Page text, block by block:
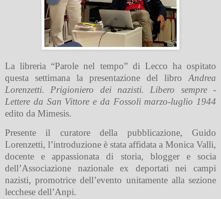
La libreria “Parole nel tempo” di Lecco ha ospitato
questa settimana la presentazione del libro Andrea
Lorenzetti. Prigioniero dei nazisti. Libero sempre -
Lettere da San Vittore e da Fossoli marzo-luglio 1944
edito da Mimesis.
Presente il curatore della pubblicazione, Guido
Lorenzetti, l’introduzione è stata affidata a Monica Valli,
docente e appassionata di storia, blogger e socia
dell’Associazione nazionale ex deportati nei campi
nazisti, promotrice dell’evento unitamente alla sezione
lecchese dell’Anpi.